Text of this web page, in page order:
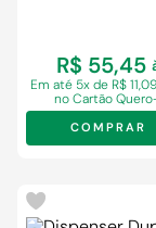
R$ 55,45
Em até 5x de R$
no Cartão
COMPRAR